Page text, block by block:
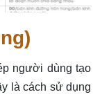
người dùng tạo
là cách sử dụng